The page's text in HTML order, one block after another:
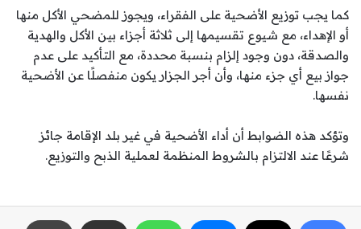
كما يجب توزيع الأضحية على الفقراء، ويجوز للمضحي الأكل منها
أو الإهداء، مع شيوع تقسيمها إلى ثلاثة أجزاء بين الأكل والهدية
والصدقة، دون وجود إلزام بنسبة محددة، مع التأكيد على عدم
جواز بيع أي جزء منها، وأن أجر الجزار يكون منفصلًا عن الأضحية
نفسها.
وتؤكد هذه الضوابط أن أداء الأضحية في غير بلد الإقامة جائز
شرعًا عند الالتزام بالشروط المنظمة لعملية الذبح والتوزيع.